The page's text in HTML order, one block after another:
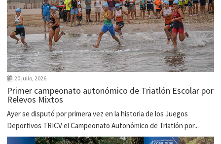
20 julio, 2026
Primer campeonato autonómico de Triatlón Escolar por
Relevos Mixtos
Ayer se disputó por primera vez en la historia de los Juegos
Deportivos TRICV el Campeonato Autonómico de Triatlón por...